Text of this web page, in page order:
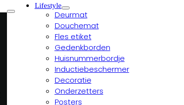
Lifestyle
Deurmat
Douchemat
Fles etiket
Gedenkborden
Huisnummerbordje
Inductiebeschermer
Decoratie
Onderzetters
Posters